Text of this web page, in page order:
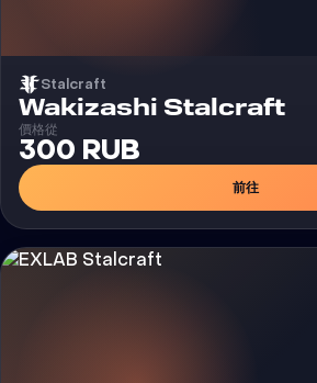
Stalcraft
Wakizashi Stalcraft外挂
價格從
300 RUB
前往